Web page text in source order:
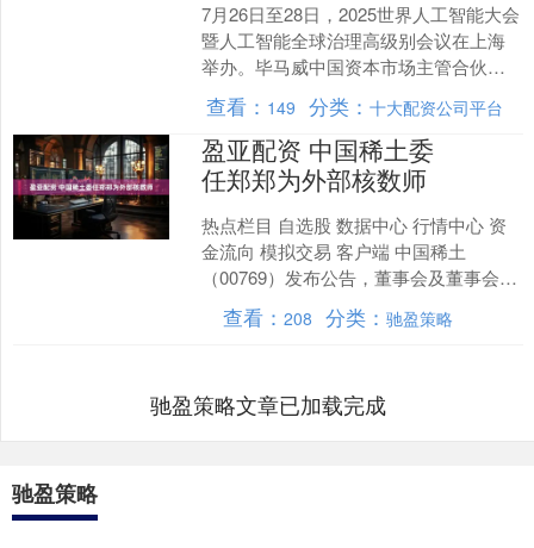
7月26日至28日，2025世界人工智能大会
暨人工智能全球治理高级别会议在上海
举办。毕马威中国资本市场主管合伙人
张京京受邀参加此次大会。她在会议期
间接受《证券日....
查看： 149 分类：十大配资公司平台
盈亚配资 中国稀土委
任郑郑为外部核数师
热点栏目 自选股 数据中心 行情中心 资
金流向 模拟交易 客户端 中国稀土
（00769）发布公告，董事会及董事会辖
下审核委员会（审核委员会）已接获天
健德扬会计师....
查看：208 分类：驰盈策略
驰盈策略文章已加载完成
驰盈策略